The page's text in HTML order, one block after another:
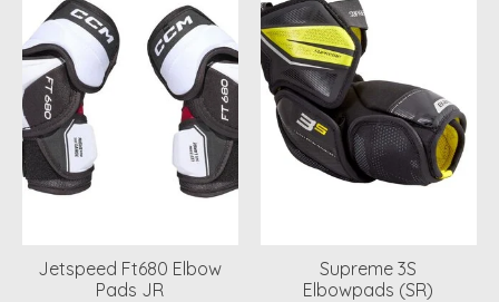
Jetspeed Ft680 Elbow
Pads JR
Supreme 3S
Elbowpads (SR)